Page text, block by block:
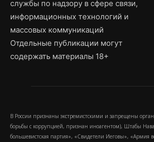
службы по надзору в сфере связи,
информационных технологий и
массовых коммуникаций
Отдельные публикации могут
содержать материалы 18+
В России признаны экстремистскими и запрещены
борьбы с коррупцией, признан иноагентом), Штабы
большевистская партия», «Свидетели Иеговы», «Армия